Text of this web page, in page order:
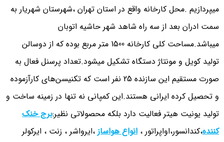
میپردازیم .محل کارخانه واقع در استان تهران ،شهرستان شهریار به
سمت ادران بعد از سه راه شاهد شهر حاشیه اتوبان
میباشد.مساحت کلی کارخانه 1500 متر مربع بوده که از دوسالن
تولید کویل و مونتاژ دستگاه تشکیل میشود.تعداد پرسنل فعال به
صورت مستقیم این سازنده 25 نفر است که تکنیسن‌های کارآزموده
و تحصیل کرده ایرانی هستند.این کمپانی نه تنها در زمینه ساخت و
تولید یونیت هیتر فعالیت دارد بلکه محصولاتی نظیر:برج خنک
کننده،کندانسور،اواپراتور ، انواع هواساز،ایرواشر ، زنت ، ایرکولر